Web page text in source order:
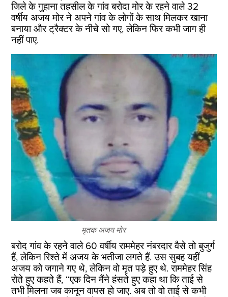
जिले के गुहाना तहसील के गांव बरोदा मोर के रहने वाले 32
वर्षीय अजय मोर ने अपने गांव के लोगों के साथ मिलकर खाना
बनाया और ट्रैक्टर के नीचे सो गए, लेकिन फिर कभी जाग ही
नहीं पाए.
मृतक अजय मोर
बरोद गांव के रहने वाले 60 वर्षीय राममेहर नंबरदार वैसे तो बुजुर्ग
हैं, लेकिन रिश्ते में अजय के भतीजा लगते हैं. उस सुबह यहीं
अजय को जगाने गए थे, लेकिन वो मृत पड़े हुए थे. राममेहर सिंह
रोते हुए कहते हैं, ‘‘एक दिन मैंने हंसते हुए कहा था कि ताई से
तभी मिलना जब कानून वापस हो जाए. अब तो वो ताई से कभी